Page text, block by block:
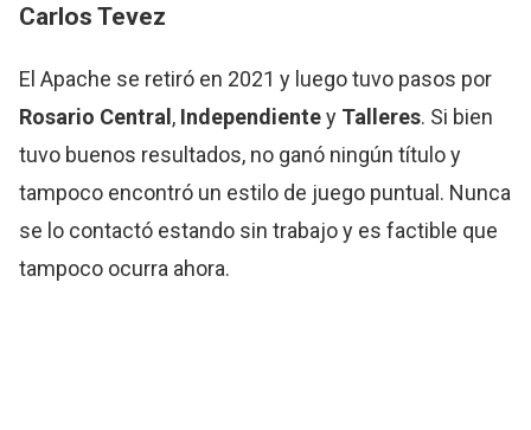
Carlos Tevez
El Apache se retiró en 2021 y luego tuvo pasos por
Rosario Central , Independientey Talleres. Si bien
tuvo buenos resultados, no ganó ningún título y
tampoco encontró un estilo de juego puntual. Nunca
se lo contactó estando sin trabajo y es factible que
tampoco ocurra ahora.